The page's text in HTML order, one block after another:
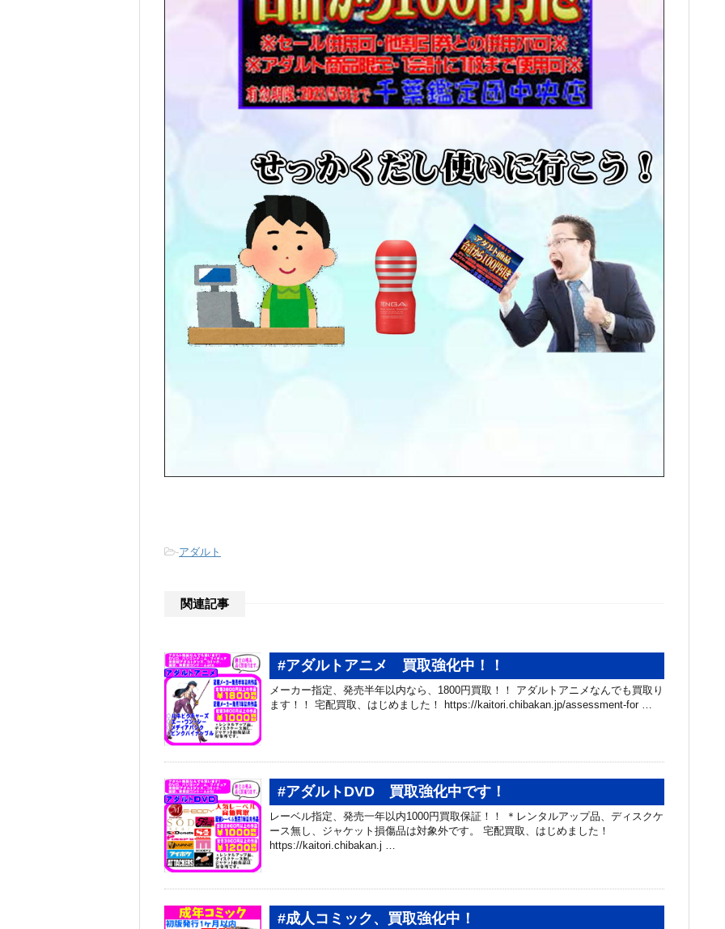
-アダルト
関連記事
#アダルトアニメ 買取強化中！！
メーカー指定、発売半年以内なら、1800円買取！！ アダルトアニメなんでも買取り
ます！！ 宅配買取、はじめました！ https://kaitori.chibakan.jp/assessment-for …
#アダルトDVD 買取強化中です！
レーベル指定、発売一年以内1000円買取保証！！ ＊レンタルアップ品、ディスクケ
ース無し、ジャケット損傷品は対象外です。 宅配買取、はじめました！
https://kaitori.chibakan.j …
#成人コミック、買取強化中！